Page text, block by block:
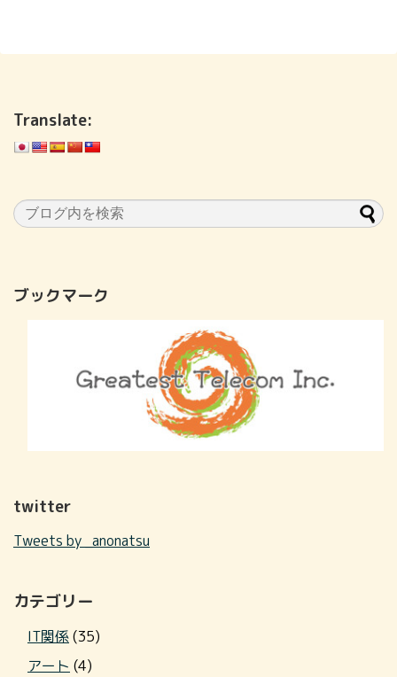
Translate:
ブックマーク
twitter
Tweets by _anonatsu
カテゴリー
IT関係(35)
アート (4)